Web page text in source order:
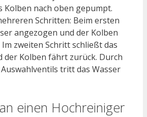
Kolben nach oben gepumpt.
Schritten: Beim ersten
angezogen und der Kolben
zweiten Schritt schließt das
der Kolben fährt zurück. Durch
tritt das Wasser
einen Hochreiniger